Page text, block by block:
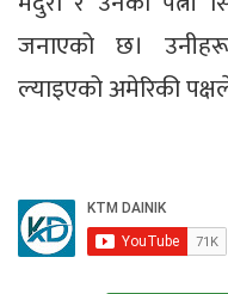
जनाएको छ।
ल्याइएको अमेरिकी